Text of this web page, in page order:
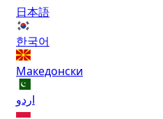
日本語
한국어
Македонски
اردو